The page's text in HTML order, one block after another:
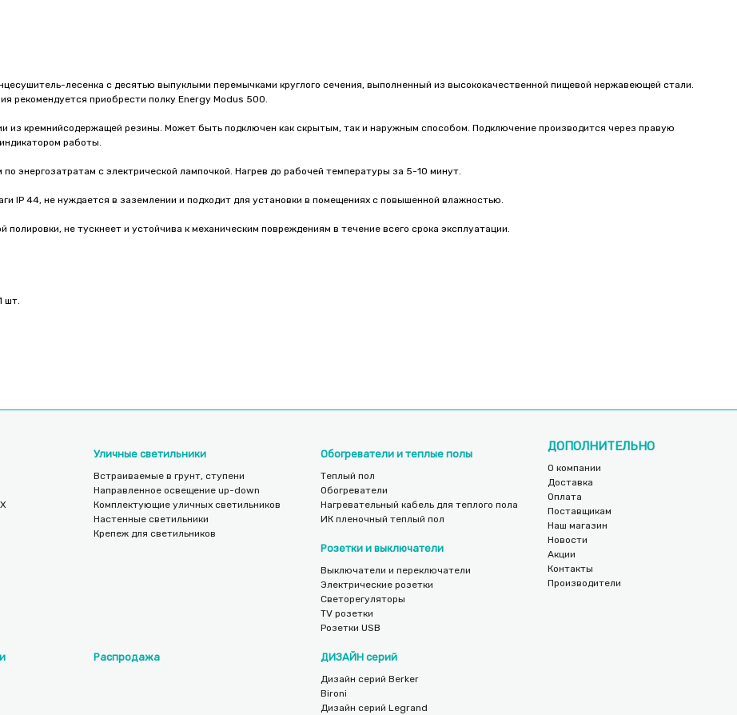
лесенка с десятью выпуклыми перемычками круглого сечения, выполненный из высококачественной пищевой нержавеющей стали.
рекомендуется приобрести полку Energy Modus 500.
из кремнийсодержащей резины. Может быть подключен как скрытым, так и наружным способом. Подключение производится через правую
работы.
энергозатратам с электрической лампочкой. Нагрев до рабочей температуры за 5-10 минут.
IP 44, не нуждается в заземлении и подходит для установки в помещениях с повышенной влажностью.
не тускнеет и устойчива к механическим повреждениям в течение всего срока эксплуатации.
шт.
Уличные светильники
Встраиваемые в грунт, ступени
Направленное освещение up-down
Комплектующие уличных светильников
Настенные светильники
Крепеж для светильников
Обогреватели и теплые полы
Теплый пол
Обогреватели
Нагревательный кабель для теплого пола
ИК пленочный теплый пол
Розетки и выключатели
Выключатели и переключатели
Электрические розетки
Светорегуляторы
TV розетки
Розетки USB
Распродажа ДИЗАЙН серий
Дизайн серий Berker
Bironi
Дизайн серий Legrand
ДОПОЛНИТЕЛЬНО
О компании
Доставка
Оплата
Поставщикам
Наш магазин
Новости
Акции
Контакты
Производители